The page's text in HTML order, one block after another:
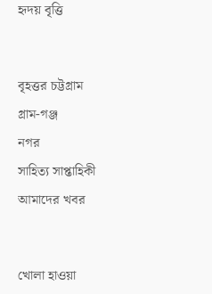
হৃদয় বৃত্তি
বৃহত্তর চট্টগ্রাম
গ্রাম-গঞ্জ
নগর
সাহিত্য সাপ্তাহিকী
আমাদের খবর
খোলা হাওয়া